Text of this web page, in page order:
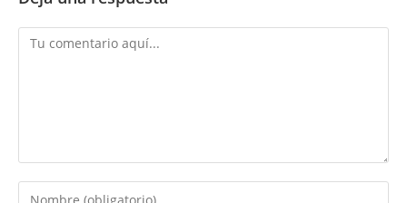
Comentario
Introduce